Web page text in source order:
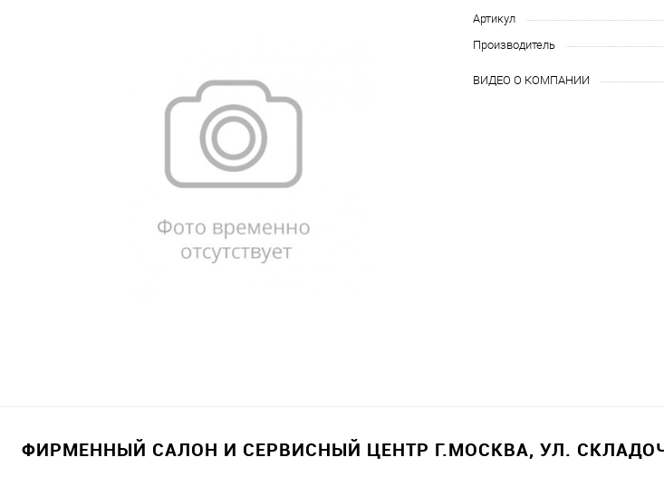
Артикул
Производитель
ВИДЕО О КОМПАНИИ
ФИРМЕННЫЙ САЛОН И СЕРВИСНЫЙ ЦЕНТР Г.МОСКВА, УЛ.